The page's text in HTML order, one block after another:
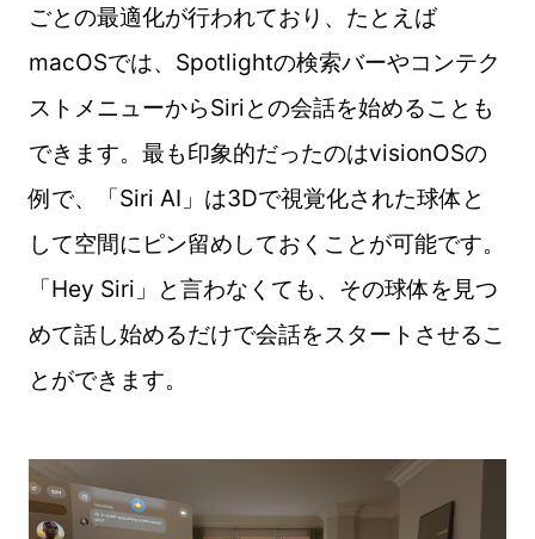
ごとの最適化が行われており、たとえば
macOSでは、Spotlightの検索バーやコンテク
ストメニューからSiriとの会話を始めることも
できます。最も印象的だったのはvisionOSの
例で、「Siri AI」は3Dで視覚化された球体と
して空間にピン留めしておくことが可能です。
「Hey Siri」と言わなくても、その球体を見つ
めて話し始めるだけで会話をスタートさせるこ
とができます。